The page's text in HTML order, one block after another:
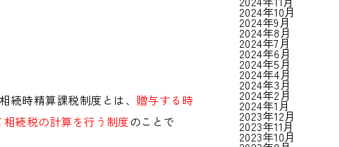
続時精算課税制度とは、 贈与する時
続税の計算を行う制度のことで
2024年10月
2024年9月
2024年8月
2024年7月
2024年6月
2024年5月
2024年4月
2024年3月
2024年2月
2024年1月
2023年12月
2023年11月
2023年10月